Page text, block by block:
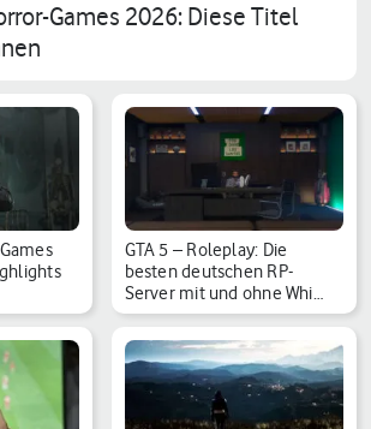
Games 2026: Diese Titel
GTA 5 – Roleplay: Die
besten deutschen RP-
Server mit und ohne Whi…